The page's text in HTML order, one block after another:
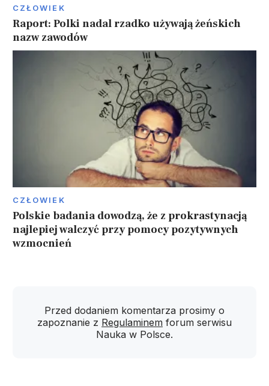
CZŁOWIEK
Raport: Polki nadal rzadko używają żeńskich
nazw zawodów
CZŁOWIEK
Polskie badania dowodzą, że z prokrastynacją
najlepiej walczyć przy pomocy pozytywnych
wzmocnień
Przed dodaniem komentarza prosimy o
zapoznanie z Regulaminem forum serwisu
Nauka w Polsce.